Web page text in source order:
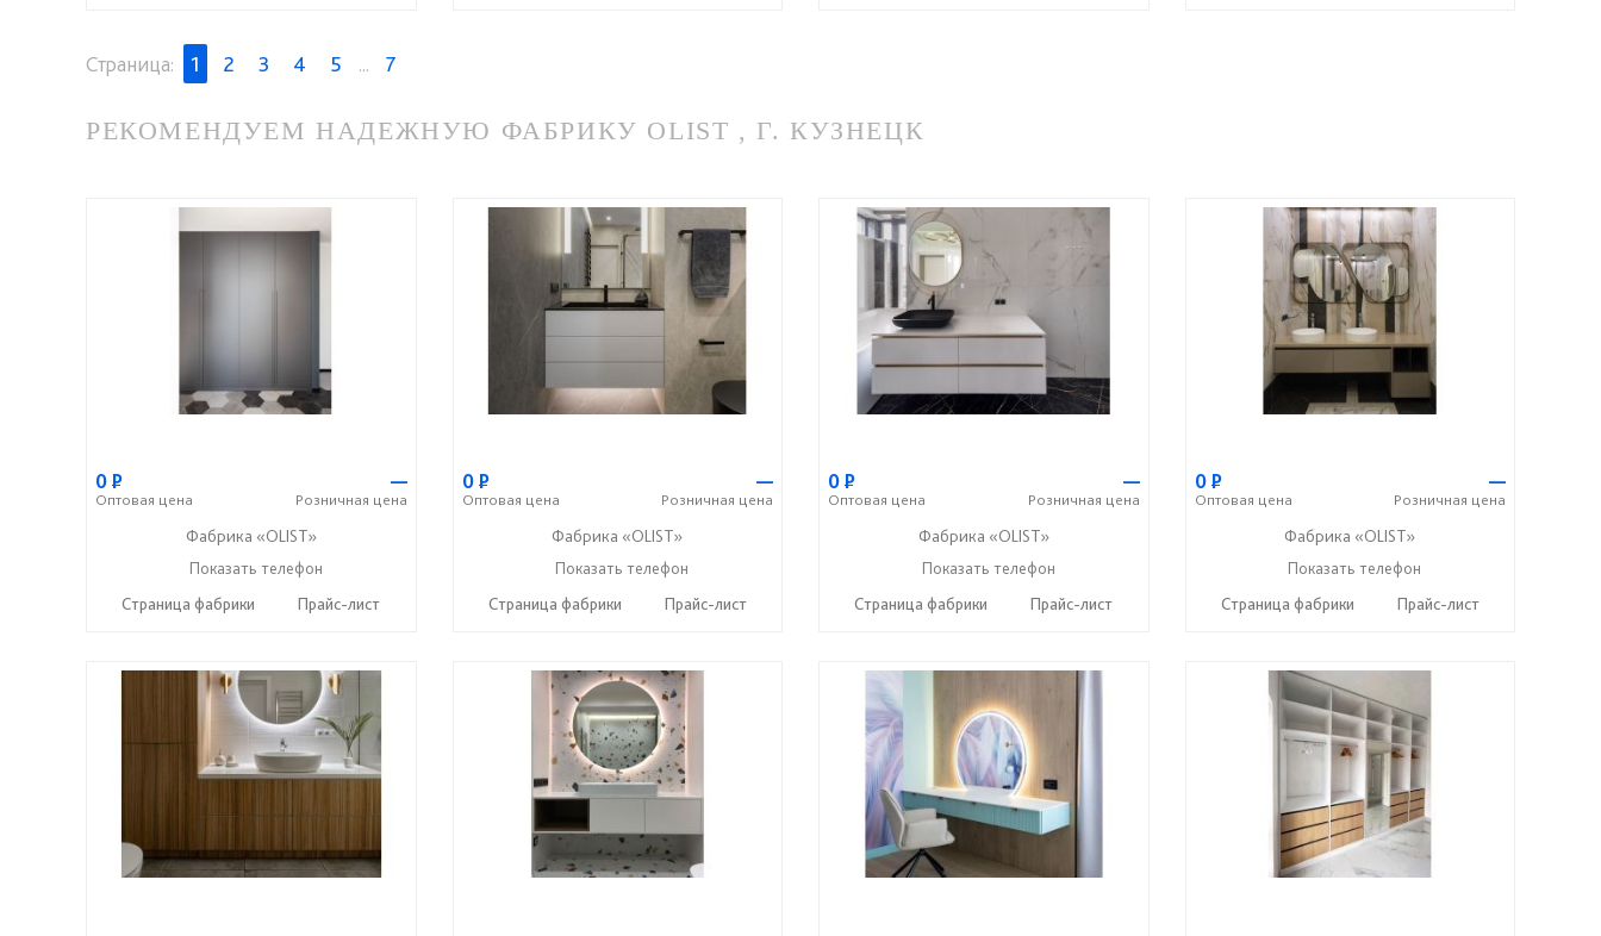
Страница: 1 2 3 4 5 ... 7
РЕКОМЕНДУЕМ НАДЕЖНУЮ ФАБРИКУ OLIST , Г. КУЗНЕЦК
0Р
Оптовая цена
—
Розничная цена
Фабрика «OLIST»
+7 937 412 77 79
Показать телефон
Страница фабрики
Прайс-лист
0Р
Оптовая цена
—
Розничная цена
Фабрика «OLIST»
☎+7 937 412 77 79
Показать телефон
Страница фабрики
Прайс-лист
0Р
Оптовая цена
—
Розничная цена
Фабрика «OLIST»
+7 937 412 77 79
Показать телефон
Страница фабрики
Прайс-лист
0Р
Оптовая цена
—
Розничная цена
Фабрика «OLIST»
☎+7 937 412 77 79
Показать телефон
Страница фабрики
Прайс-лист